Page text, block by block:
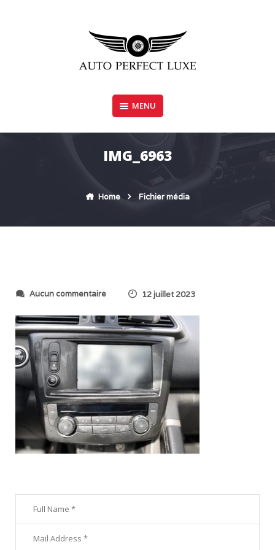
AUTO PERFECT LUXE
MENU
IMG_6963
Home Fichier média
Aucun commentaires
r
I
M
6
9
6
3
12 juillet 2023